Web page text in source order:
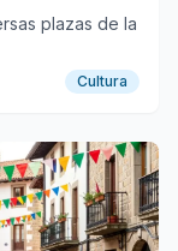
plazas de la
Cultura